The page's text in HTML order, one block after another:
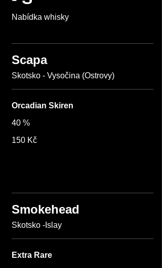
Nabídka whisky
Scapa
Orcadian Skiren
40 %
150 Kč
Smokehead
Skotsko -Islay
Extra Rare